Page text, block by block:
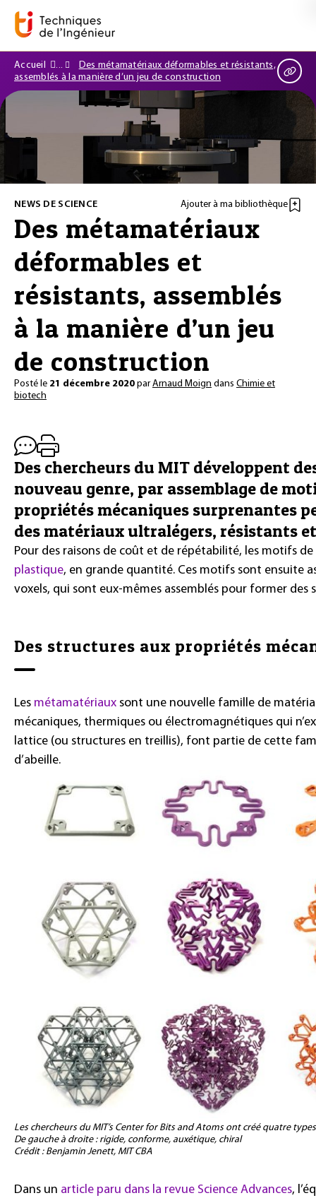
Accueil
Des métamatériaux déformables et résistants,
assemblés à la manière d’un jeu de construction
NEWS DE SCIENCE Ajouter à ma bibliothèque
Des métamatériaux
déformables et
résistants, assemblés
à la manière d’un jeu
de construction
Posté le 21 décembre 2020 parArnaud Moign dans Chimie et
biotech
Des chercheurs du MIT développent
nouveau genre, par assemblage de
propriétés mécaniques surprenantes
des matériaux ultralégers, résistants
Pour des raisons de coût et de répétabilité, les motifs
plastique, en grande quantité. Ces motifs sont ensuite
voxels, qui sont eux-mêmes assemblés pour former des
Des structures aux propriétés
Les métamatériaux sont une nouvelle famille de
mécaniques, thermiques ou électromagnétiques qui
lattice (ou structures en treillis), font partie de cette
d’abeille.
Les chercheurs du MIT’s Center for Bits and Atoms ont créé quatre
De gauche à droite : rigide, conforme, auxétique, chiral
Crédit : Benjamin Jenett, MIT CBA
Dans un article paru dans la revue Science Advances,